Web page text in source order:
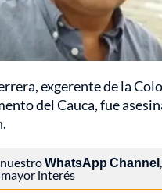
exgerente de la
del Cauca, fue
nuestroWhatsApp Channel
interés